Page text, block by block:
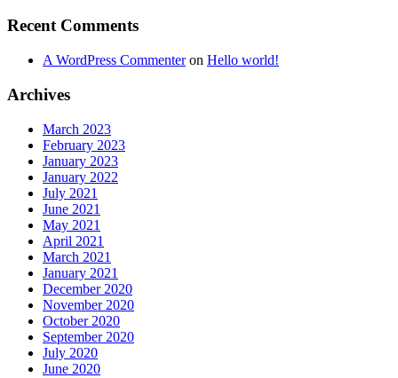
Recent Comments
A WordPress Commenteron Hello world!
Archives
March 2023
February 2023
January 2023
January 2022
July 2021
June 2021
May 2021
April 2021
March 2021
January 2021
December 2020
November 2020
October 2020
September 2020
July 2020
June 2020